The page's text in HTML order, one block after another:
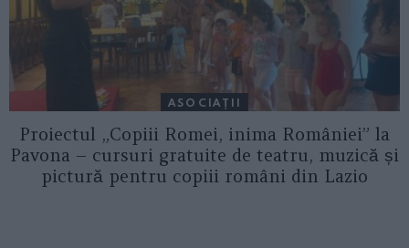
ASOCIAŢII
Proiectul „Copiii Romei, inima României” la
Pavona – cursuri gratuite de teatru, muzică și
pictură pentru copiii români din Lazio